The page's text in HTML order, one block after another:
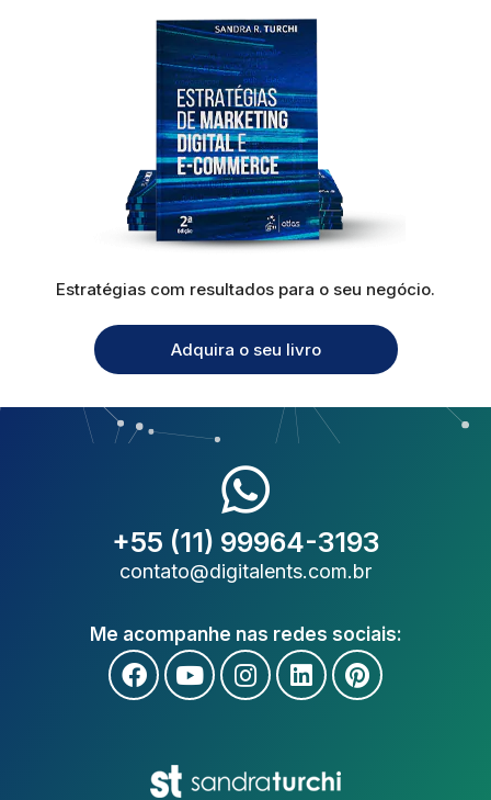
Estratégias com resultados para o seu negócio.
Adquira o seu livro
+55 (11) 99964-3193
contato@digitalents.com.br
Me acompanhe nas redes sociais: